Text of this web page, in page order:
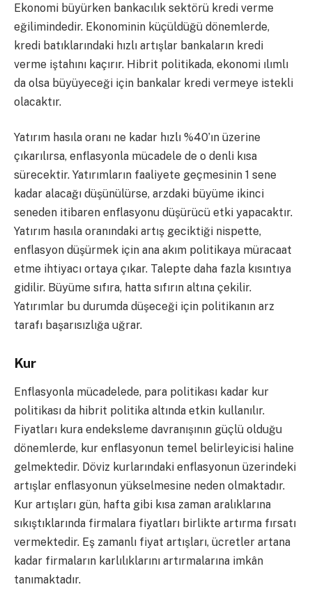
Ekonomi büyürken bankacılık sektörü kredi verme
eğilimindedir. Ekonominin küçüldüğü dönemlerde,
kredi batıklarındaki hızlı artışlar bankaların kredi
verme iştahını kaçırır. Hibrit politikada, ekonomi ılımlı
da olsa büyüyeceği için bankalar kredi vermeye istekli
olacaktır.
Yatırım hasıla oranı ne kadar hızlı %40’ın üzerine
çıkarılırsa, enflasyonla mücadele de o denli kısa
sürecektir. Yatırımların faaliyete geçmesinin 1 sene
kadar alacağı düşünülürse, arzdaki büyüme ikinci
seneden itibaren enflasyonu düşürücü etki yapacaktır.
Yatırım hasıla oranındaki artış geciktiği nispette,
enflasyon düşürmek için ana akım politikaya müracaat
etme ihtiyacı ortaya çıkar. Talepte daha fazla kısıntıya
gidilir. Büyüme sıfıra, hatta sıfırın altına çekilir.
Yatırımlar bu durumda düşeceği için politikanın arz
tarafı başarısızlığa uğrar.
Kur
Enflasyonla mücadelede, para politikası kadar kur
politikası da hibrit politika altında etkin kullanılır.
Fiyatları kura endeksleme davranışının güçlü olduğu
dönemlerde, kur enflasyonun temel belirleyicisi haline
gelmektedir. Döviz kurlarındaki enflasyonun üzerindeki
artışlar enflasyonun yükselmesine neden olmaktadır.
Kur artışları gün, hafta gibi kısa zaman aralıklarına
sıkıştıklarında firmalara fiyatları birlikte artırma fırsatı
vermektedir. Eş zamanlı fiyat artışları, ücretler artana
kadar firmaların karlılıklarını artırmalarına imkân
tanımaktadır.